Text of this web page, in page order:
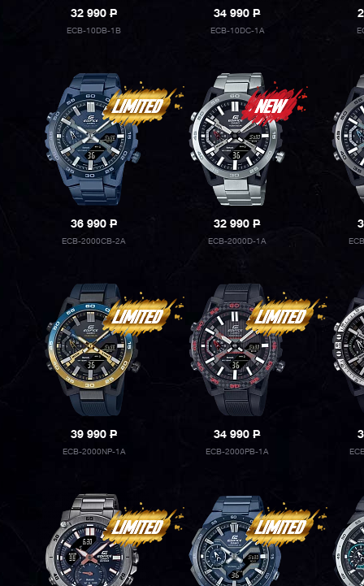
32 990P
ECB-10DB-1B
34 990P
ECB-10DC-1A
36 990P
ECB-2000CB-2A
32 990P
ECB-2000D-1A
39 990P
ECB-2000NP-1A
34 990P
ECB-2000PB-1A